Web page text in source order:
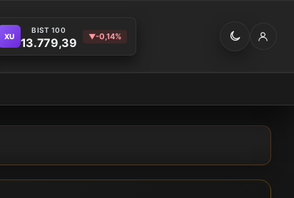
XU
BIST 100
13.779,39 ▼-0,14%